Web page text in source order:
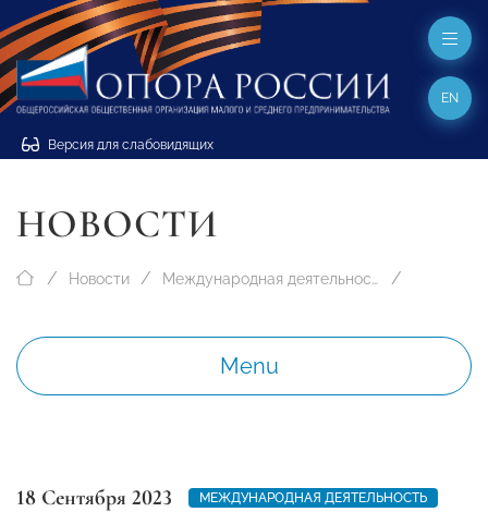
Версия для слабовидящих
EN
НОВОСТИ
Новости Международная деятельность
Menu
18 Сентября 2023 МЕЖДУНАРОДНАЯ ДЕЯТЕЛЬНОСТЬ